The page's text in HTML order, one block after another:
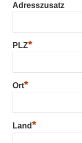
Adresszusatz
PLZ*
Ort*
Land*